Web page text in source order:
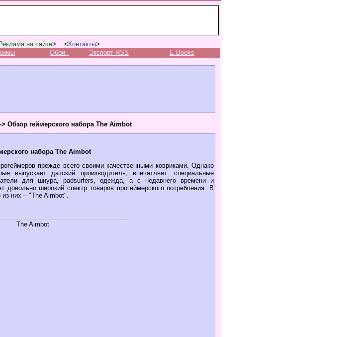
Реклама на сайте> < Контакты>
Обои Экспорт RSS E-Books
Обзор геймерского набора The Aimbot
набора The Aimbot
прежде всего своими качественными ковриками. Однако
выпускает датский производитель, впечатляет: специальные
для шнура, padsurfers, одежда, а с недавнего времени и
широкий спектр товаров прогеймерского потребления. В
них – "The Aimbot".